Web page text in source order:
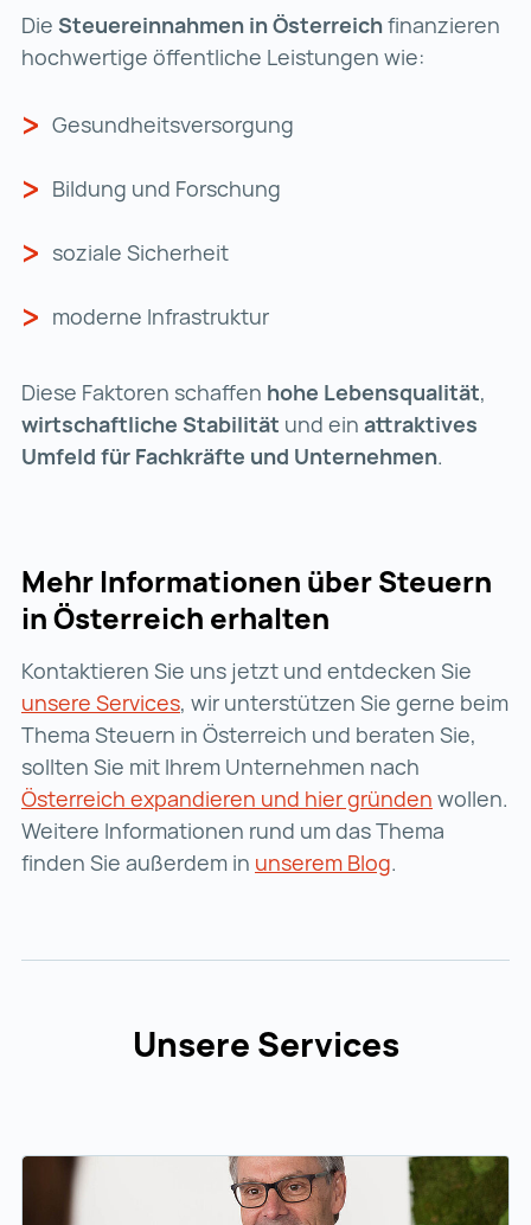
Die Steuereinnahmen in Österreichfinanzieren
hochwertige öffentliche Leistungen wie:
Gesundheitsversorgung
Bildung und Forschung
soziale Sicherheit
moderne Infrastruktur
Diese Faktoren schaffen hohe Lebensqualität,
wirtschaftliche Stabilität und ein attraktives
Umfeld für Fachkräfte und Unternehmen.
Mehr Informationen über Steuern
in Österreich erhalten
Kontaktieren Sie uns jetzt und entdecken Sie
unsere Servicesunsere Services (wird in einer
, wir unterstützen Sie gerne beim
Thema Steuern in Österreich und beraten Sie,
sollten Sie mit Ihrem Unternehmen nach
Österreich expandieren und hier gründen wollen.
Weitere Informationen rund um das Thema
finden Sie außerdem in unserem Blogunserem
.
Unsere Services